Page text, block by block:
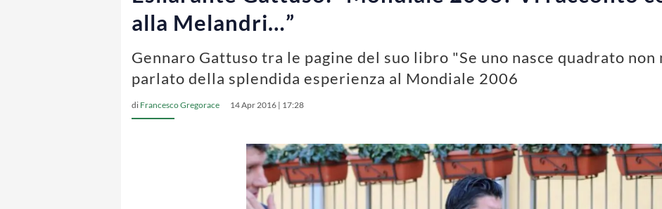
alla Melandri…”
Gennaro Gattuso tra le pagine del suo libro "Se uno nasce quadrato non
parlato della splendida esperienza al Mondiale 2006
di Francesco Gregorace 14 Apr 2016 | 17:28